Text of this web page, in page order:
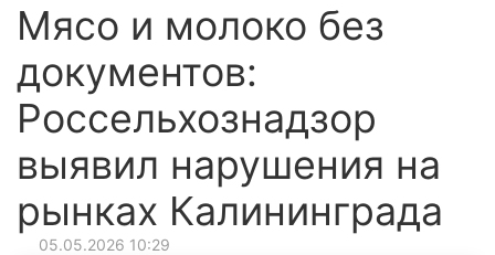
Мясо и молоко без
документов:
Россельхознадзор
выявил нарушения на
рынках Калининграда
05.05.2026 10:29